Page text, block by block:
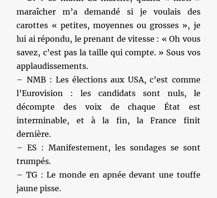
maraîcher m’a demandé si je voulais des
carottes « petites, moyennes ou grosses », je
lui ai répondu, le prenant de vitesse : « Oh vous
savez, c’est pas la taille qui compte. » Sous vos
applaudissements.
– NMB : Les élections aux USA, c’est comme
l’Eurovision : les candidats sont nuls, le
décompte des voix de chaque État est
interminable, et à la fin, la France finit
dernière.
– ES : Manifestement, les sondages se sont
trumpés.
– TG : Le monde en apnée devant une touffe
jaune pisse.